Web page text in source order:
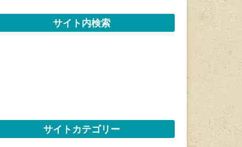
サイト内検索
サイトカテゴリー